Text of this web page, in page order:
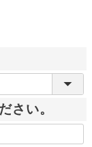
さい。